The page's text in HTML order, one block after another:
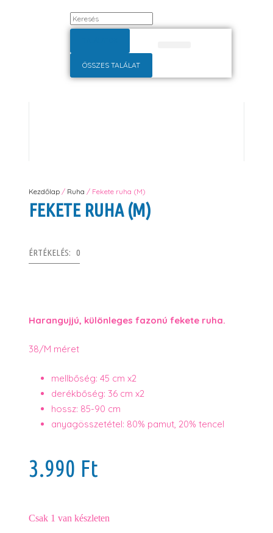
ÖSSZES TALÁLAT
Kezdőlap/ Ruha / Fekete ruha (M)
FEKETE RUHA (M)
ÉRTÉKELÉS: 0
Harangujjú, különleges fazonú fekete ruha.
38/M méret
mellbőség: 45 cm x2
derékbőség: 36 cm x2
hossz: 85-90 cm
anyagösszetétel: 80% pamut, 20% tencel
3.990 Ft
Csak 1 van készleten